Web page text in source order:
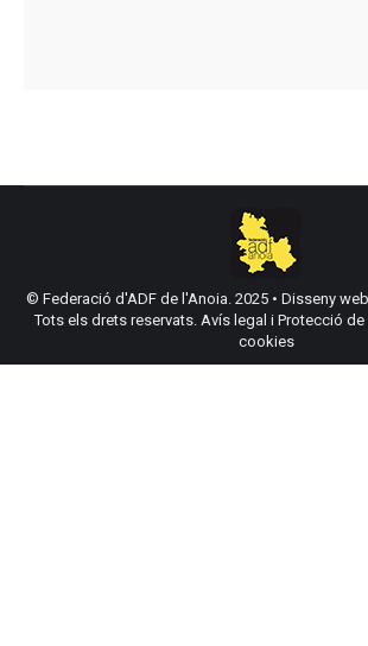
© Federació d'ADF de l'Anoia. 2025 • Disseny
Tots els drets reservats. Avís legal i Protecció
cookies